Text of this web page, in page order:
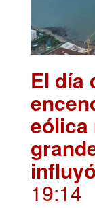
El día
eólica
19:14